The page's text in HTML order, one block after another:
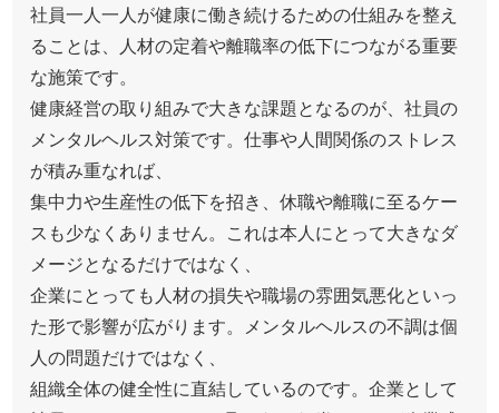
社員一人一人が健康に働き続けるための仕組みを整え
ることは、人材の定着や離職率の低下につながる重要
な施策です。
健康経営の取り組みで大きな課題となるのが、社員の
メンタルヘルス対策です。仕事や人間関係のストレス
が積み重なれば、
集中力や生産性の低下を招き、休職や離職に至るケー
スも少なくありません。これは本人にとって大きなダ
メージとなるだけではなく、
企業にとっても人材の損失や職場の雰囲気悪化といっ
た形で影響が広がります。メンタルヘルスの不調は個
人の問題だけではなく、
組織全体の健全性に直結しているのです。企業として